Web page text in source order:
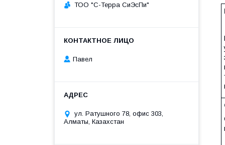
ТОО "С-Терра СиЭсПи"
Павел
ул. Ратушного 78, офис 303,
Алматы, Казахстан